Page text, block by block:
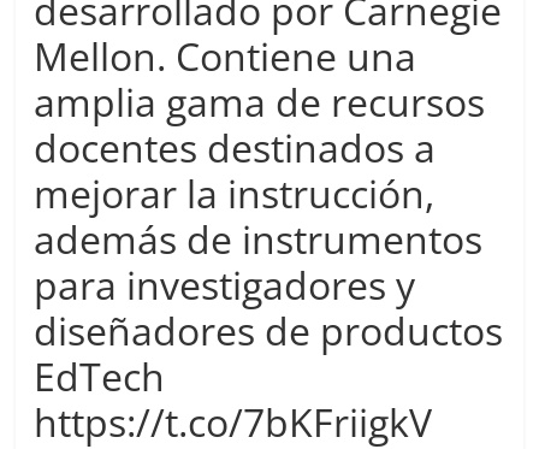
Do
more.
Be
more.
Mellon. Contiene una
amplia gama de recursos
docentes destinados a
mejorar la instrucción,
además de instrumentos
para investigadores y
diseñadores de productos
EdTech
https://t.co/7bKFriigkV